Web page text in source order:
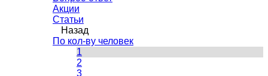
Акции
Статьи
Назад
По кол-ву человек
1
2
3